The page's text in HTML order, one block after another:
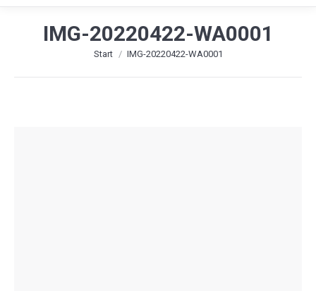
IMG-20220422-WA0001
Sie befinden sich hier:
Start IMG-20220422-WA0001